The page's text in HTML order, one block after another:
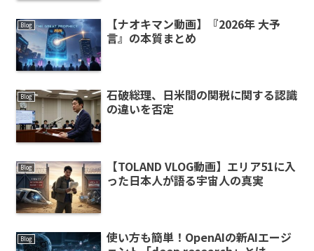
Blog
【ナオキマン動画】『2026年 大予
言』の本質まとめ
Blog
石破総理、日米間の関税に関する認識
の違いを否定
Blog
【TOLAND VLOG動画】エリア51に入
った日本人が語る宇宙人の真実
Blog
使い方も簡単！OpenAIの新AIエージ